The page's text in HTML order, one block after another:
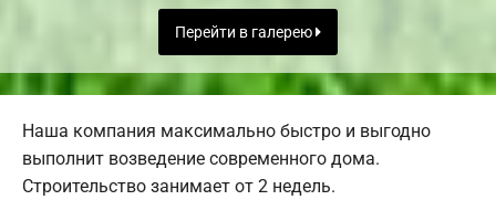
Перейти в галерею
Наша компания максимально быстро и выгодно
выполнит возведение современного дома.
Строительство занимает от 2 недель.